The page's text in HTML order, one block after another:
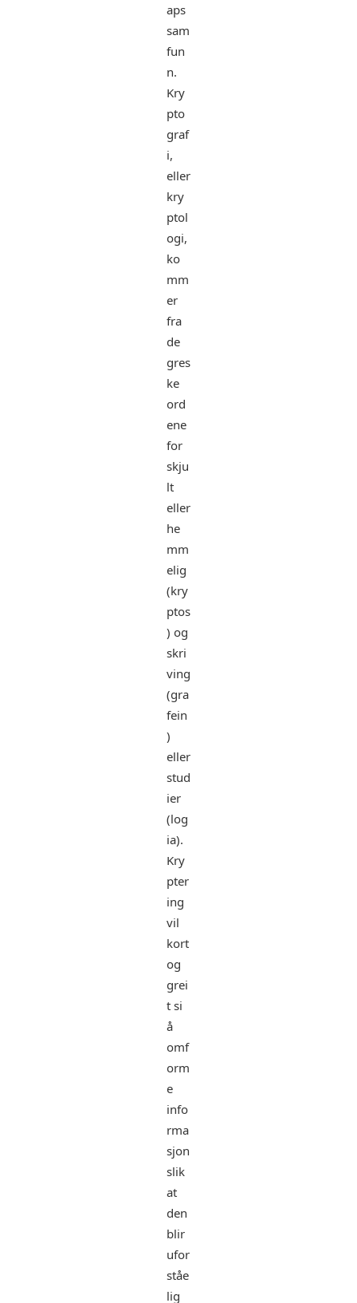
aps
sam
fun
n.
Kry
pto
graf
i,
eller
kry
ptol
ogi,
ko
mm
er
fra
de
gres
ke
ord
ene
for
skju
lt
eller
he
mm
elig
(kry
ptos
) og
skri
ving
(gra
fein
)
eller
stud
ier
(log
ia).
Kry
pter
ing
vil
kort
og
grei
t si
å
omf
orm
e
info
rma
sjon
slik
at
den
blir
ufor
ståe
lig